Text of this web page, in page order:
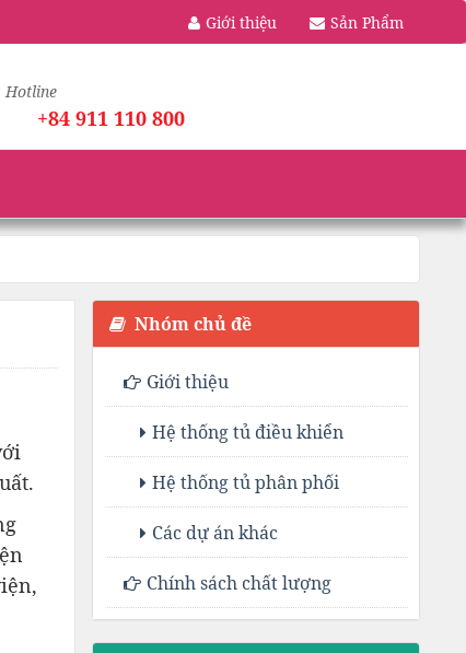
Giới thiệu Sản Phẩm
Hotline
+84 911 110 800
Nhóm chủ đề
Giới thiệu
Hệ thống tủ điều khiển
Hệ thống tủ phân phối
Các dự án khác
Chính sách chất lượng